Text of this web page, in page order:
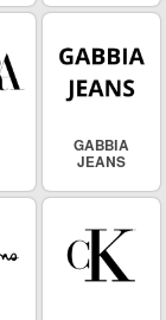
GABBIA
JEANS